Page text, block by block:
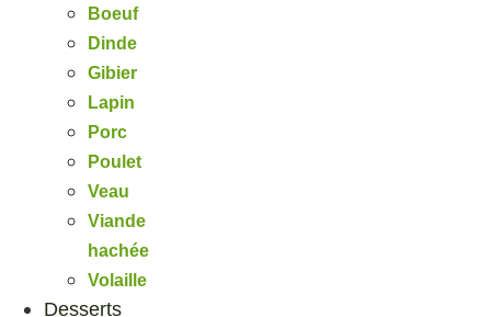
Boeuf
Dinde
Gibier
Lapin
Porc
Poulet
Veau
Viande
hachée
Volaille
Desserts